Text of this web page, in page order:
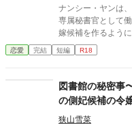
ナンシー・ヤンは
専属秘書官として
嫁候補を作るよう
出ると、何故か皇帝の怒り
説家になろう」に
恋愛 完結 短編 R18
図書館の秘密事
の側妃候補の令
狭山雪菜